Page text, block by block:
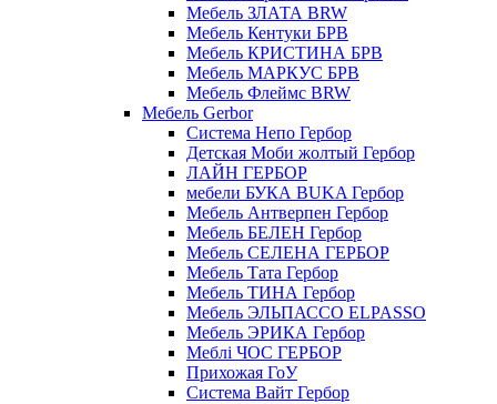
Мебель ЗЛАТА BRW
Мебель Кентуки БРВ
Мебель КРИСТИНА БРВ
Мебель МАРКУС БРВ
Мебель Флеймс BRW
Мебель Gerbor
Cистема Непо Гербор
Детская Моби жолтый Гербор
ЛАЙН ГЕРБОР
мебели БУКА BUKA Гербор
Мебель Антверпен Гербор
Мебель БЕЛЕН Гербор
Мебель СЕЛЕНА ГЕРБОР
Мебель Тата Гербор
Мебель ТИНА Гербор
Мебель ЭЛЬПАССО ELPASSO
Мебель ЭРИКА Гербор
Меблі ЧОС ГЕРБОР
Прихожая ГоУ
Система Вайт Гербор